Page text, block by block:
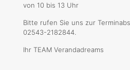
von 10 bis 13 Uhr
Bitte rufen Sie uns zur
02543-2182844.
Ihr TEAM Verandadreams